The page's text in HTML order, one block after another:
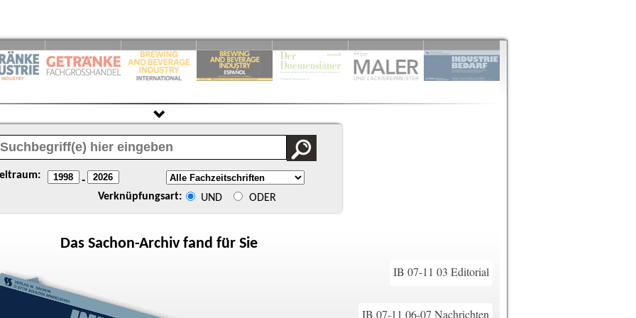
-
Verknüpfungsart: UND ODER
Das Sachon-Archiv fand für Sie
IB 07-11 03 Editorial
IB 07-11 06-07 Nachrichten